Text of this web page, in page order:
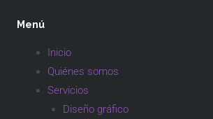
Menú
Inicio
Quiénes somos
Servicios
Diseño gráfico